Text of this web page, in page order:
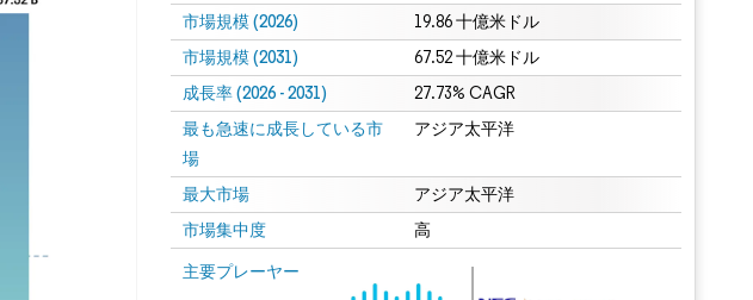
市場規模 (2026) 19.86 十億米ドル
市場規模 (2031) 67.52 十億米ドル
成長率 (2026 - 2031) 27.73% CAGR
最も急速に成長している市
場
アジア太平洋
最大市場 アジア太平洋
市場集中度 高
主要プレーヤー
画像 © Mordor Intelligence。再利用にはCC BY 4.0の表示が必要です。
。再利用にはCC BY 4.0の表示が必要です。